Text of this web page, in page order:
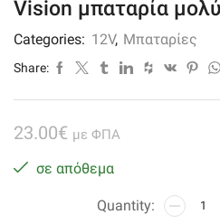
Vision μπαταρία
Categories: 12V, Μπαταρίες
Share:
23.00€ με ΦΠΑ
σε απόθεμα
Vision